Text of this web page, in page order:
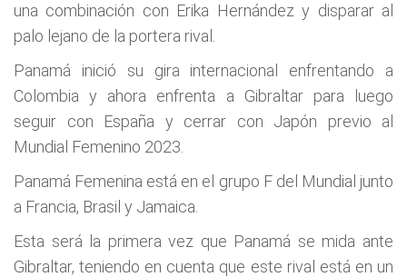
una combinación con Erika Hernández y disparar al
palo lejano de la portera rival.
Panamá inició su gira internacional enfrentando a
Colombia y ahora enfrenta a Gibraltar para luego
seguir con España y cerrar con Japón previo al
Mundial Femenino 2023.
Panamá Femenina está en el grupo F del Mundial junto
a Francia, Brasil y Jamaica.
Esta será la primera vez que Panamá se mida ante
Gibraltar, teniendo en cuenta que este rival está en un